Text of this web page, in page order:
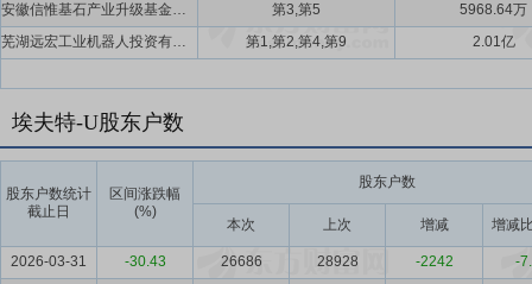
安徽信惟基石产业升级基金合伙企业(有限合伙),马鞍山基石智能制造产业基金合伙企业(有限合伙)
第3,第5
5968.64万
芜湖远宏工业机器人投资有限公司,芜湖远大创业投资有限公司,芜湖睿博投资管理中心(有限合伙),芜湖嘉植可为创业投资合伙企业(有限合伙)
第1,第2,第4,第9 2.01亿
埃夫特-U股东户数
股东户数统计
截止日
区间涨跌幅
(%)
股东户数
本次 上次 增减 增减
2026-03-31 -30.43 26686 28928 -2242
-